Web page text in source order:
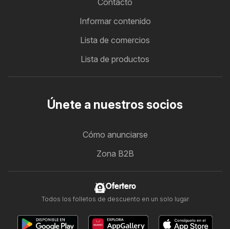
Informar contenido
Lista de comercios
Lista de productos
Únete a nuestros socios
Cómo anunciarse
Zona B2B
Ofertero
Todos los folletos de descuento en un solo lugar